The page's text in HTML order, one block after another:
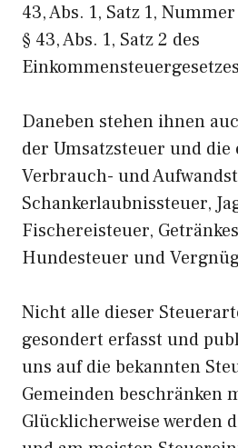
43, Abs. 1, Satz 1,
§ 43, Abs. 1, Satz 2 des
Daneben stehen ihnen
der Umsatzsteuer und
Verbrauch- und
Schankerlaubnissteuer,
Fischereisteuer,
Hundesteuer und
Nicht alle dieser
gesondert erfasst und
uns auf die bekannten
Gemeinden beschränken
Glücklicherweise werden